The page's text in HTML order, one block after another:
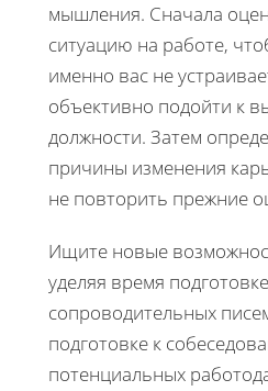
мышления. Сначала
ситуацию на работе,
именно вас не
объективно подойти к
должности. Затем
причины изменения
не повторить прежние
Ищите новые
уделяя время
сопроводительных
подготовке к
потенциальных